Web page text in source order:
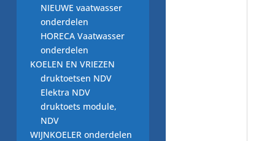
vaatwasser
onderdelen:
tweedehands
deur haak
NIEUWE vaatwasser
onderdelen
HORECA Vaatwasser
onderdelen
KOELEN EN VRIEZEN
druktoetsen NDV
Elektra NDV
druktoets module,
NDV
WIJNKOELER onderdelen